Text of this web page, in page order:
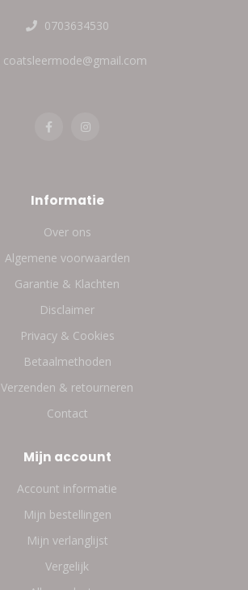
0703634530
coatsleermode@gmail.com
Informatie
Over ons
Algemene voorwaarden
Garantie & Klachten
Disclaimer
Privacy & Cookies
Betaalmethoden
Verzenden & retourneren
Contact
Mijn account
Account informatie
Mijn bestellingen
Mijn verlanglijst
Vergelijk